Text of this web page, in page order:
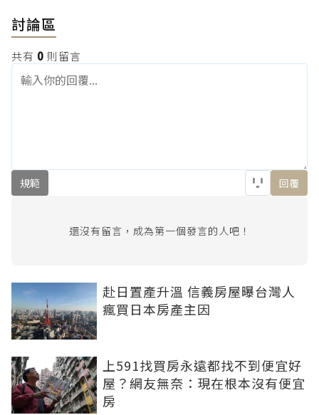
討論區
共有 0 則留言
規範 回覆
還沒有留言，成為第一個發言的人吧！
赴日置產升溫 信義房屋曝台灣人
瘋買日本房產主因
上591找買房永遠都找不到便宜好
屋？網友無奈：現在根本沒有便宜
房